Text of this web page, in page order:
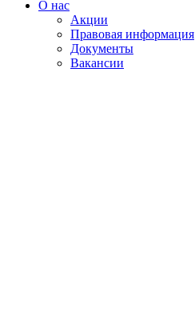
О нас
Акции
Правовая информация
Документы
Вакансии